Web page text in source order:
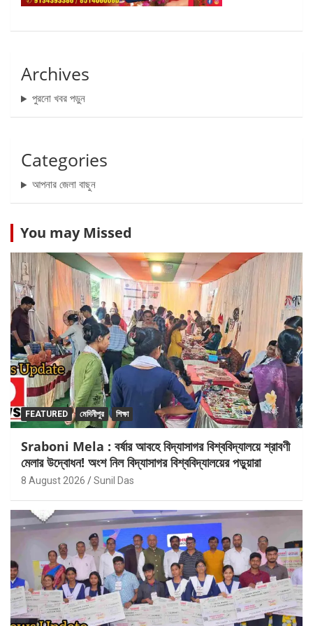
Archives
পুরনো খবর পড়ুন
Categories
আপনার জেলা বাছুন
You may Missed
FEATURED মেদিনীপুর শিক্ষা
Sraboni Mela : বর্ষার আবহে বিদ্যাসাগর বিশ্ববিদ্যালয়ে শ্রাবণী
মেলার উদ্বোধন! অংশ নিল বিদ্যাসাগর বিশ্ববিদ্যালয়ের পড়ুয়ারা
8 August 2026 Sunil Das